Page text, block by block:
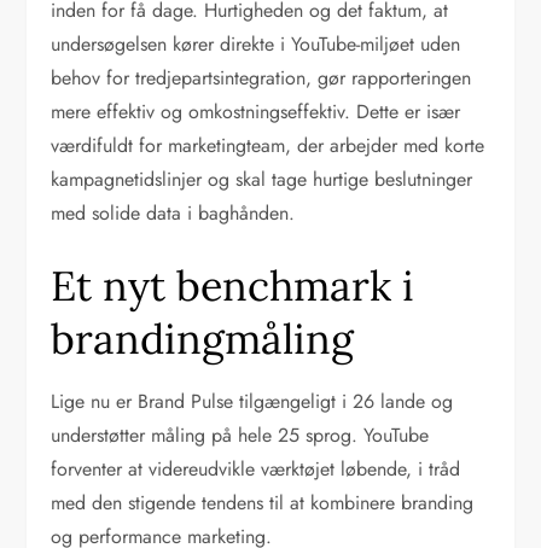
inden for få dage. Hurtigheden og det faktum, at
undersøgelsen kører direkte i YouTube-miljøet uden
behov for tredjepartsintegration, gør rapporteringen
mere effektiv og omkostningseffektiv. Dette er især
værdifuldt for marketingteam, der arbejder med korte
kampagnetidslinjer og skal tage hurtige beslutninger
med solide data i baghånden.
Et nyt benchmark i
brandingmåling
Lige nu er Brand Pulse tilgængeligt i 26 lande og
understøtter måling på hele 25 sprog. YouTube
forventer at videreudvikle værktøjet løbende, i tråd
med den stigende tendens til at kombinere branding
og performance marketing.